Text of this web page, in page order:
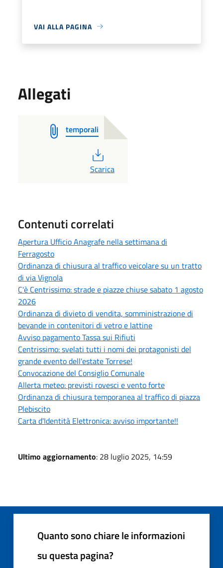
VAI ALLA PAGINA
Allegati
temporali
PDF
Scarica
Contenuti correlati
Apertura Ufficio Anagrafe nella settimana di
Ferragosto
Ordinanza di chiusura al traffico veicolare su un tratto
di via Vignola
C'è Centrissimo: strade e piazze chiuse sabato 1 agosto
2026
Ordinanza di divieto di vendita, somministrazione di
bevande in contenitori di vetro e lattine
Avviso pagamento Tassa sui Rifiuti
Centrissimo: svelati tutti i nomi dei protagonisti del
grande evento dell'estate Torrese!
Convocazione del Consiglio Comunale
Allerta meteo: previsti rovesci e vento forte
Ordinanza di chiusura temporanea al traffico di piazza
Plebiscito
Carta d'Identità Elettronica: avviso importante!!
Ultimo aggiornamento: 28 luglio 2025, 14:59
Quanto sono chiare le informazioni
su questa pagina?